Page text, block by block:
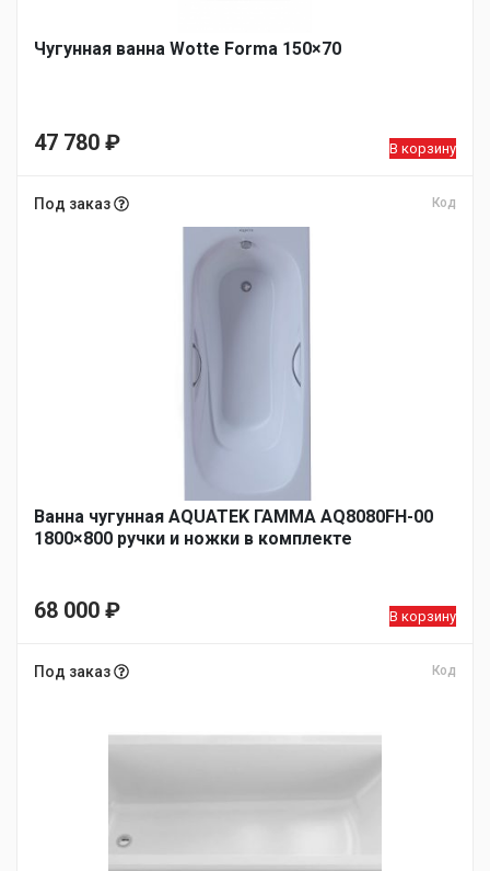
Чугунная ванна Wotte Forma 150×70
47 780 ₽ В корзину
Под заказ Код
Ванна чугунная AQUATEK ГАММА AQ8080FH-00
1800×800 ручки и ножки в комплекте
68 000 ₽ В корзину
Под заказ Код